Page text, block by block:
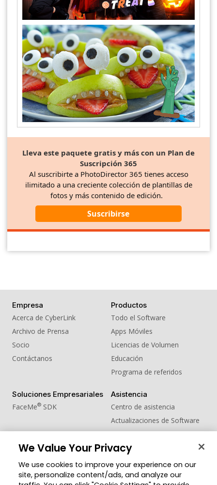
Lleva este paquete gratis y más con un Plan de
Suscripción 365
Al suscribirte a PhotoDirector 365 tienes acceso
ilimitado a una creciente colección de plantillas de
fotos y más contenido de edición.
Suscribirse
Empresa
Acerca de CyberLink
Archivo de Prensa
Socio
Contáctanos
Productos
Todo el Software
Apps Móviles
Licencias de Volumen
Educación
Programa de referidos
Soluciones Empresariales
FaceMe® SDK
Asistencia
Centro de asistencia
Actualizaciones de Software
Centro de Aprendizaje
Zona de Miembros
Blog
Cambiar región
We Value Your Privacy
We use cookies to improve your experience on our
site, personalize content/ads, and analyze our